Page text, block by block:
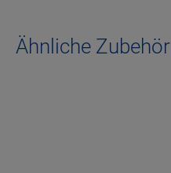
Ähnliche Zubehör